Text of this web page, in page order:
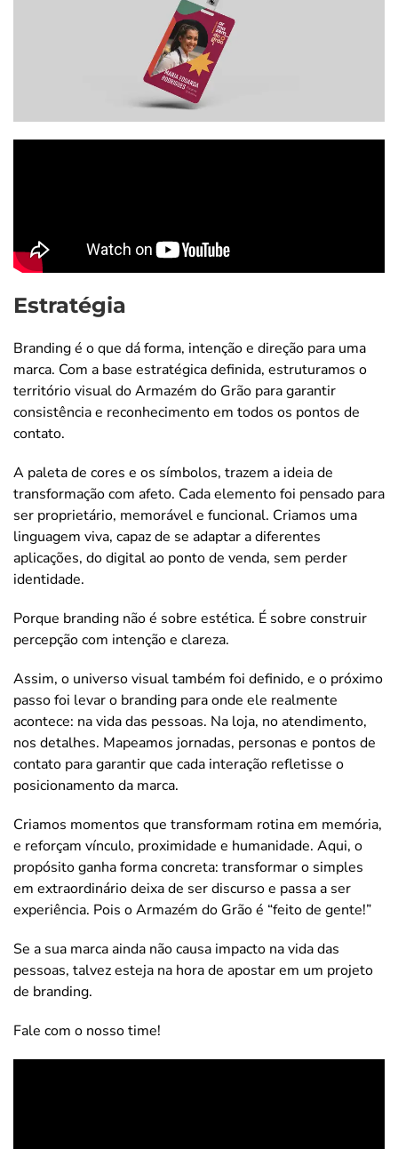
Estratégia
Branding é o que dá forma, intenção e direção para uma
marca. Com a base estratégica definida, estruturamos o
território visual do Armazém do Grão para garantir
consistência e reconhecimento em todos os pontos de
contato.
A paleta de cores e os símbolos, trazem a ideia de
transformação com afeto. Cada elemento foi pensado para
ser proprietário, memorável e funcional. Criamos uma
linguagem viva, capaz de se adaptar a diferentes
aplicações, do digital ao ponto de venda, sem perder
identidade.
Porque branding não é sobre estética. É sobre construir
percepção com intenção e clareza.
Assim, o universo visual também foi definido, e o próximo
passo foi levar o branding para onde ele realmente
acontece: na vida das pessoas. Na loja, no atendimento,
nos detalhes. Mapeamos jornadas, personas e pontos de
contato para garantir que cada interação refletisse o
posicionamento da marca.
Criamos momentos que transformam rotina em memória,
e reforçam vínculo, proximidade e humanidade. Aqui, o
propósito ganha forma concreta: transformar o simples
em extraordinário deixa de ser discurso e passa a ser
experiência. Pois o Armazém do Grão é “feito de gente!”
Se a sua marca ainda não causa impacto na vida das
pessoas, talvez esteja na hora de apostar em um projeto
de branding.
Fale com o nosso time!